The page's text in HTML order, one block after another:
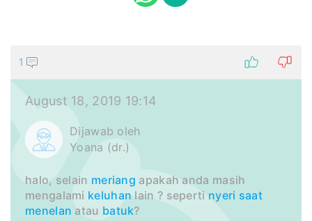
1
August 18, 2019 19:14
Dijawab oleh
Yoana (dr.)
halo, selain meriang apakah anda masih
mengalami keluhan lain ? seperti nyeri saat
menelan atau batuk?